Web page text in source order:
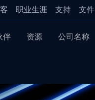
职业生涯 支持 文件
伴 资源 公司名称